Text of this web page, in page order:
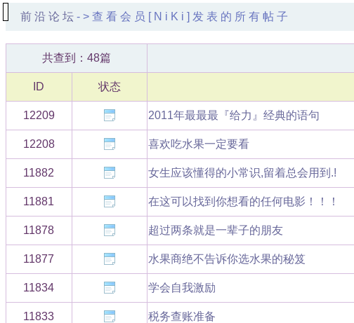
前沿论坛 ->查看会员[NiKi]发表的所有帖子
共查到：48篇
ID 状态
12209 2011年最最最『给力』经典的语句
12208 喜欢吃水果一定要看
11882 女生应该懂得的小常识,留着总会用到.!
11881 在这可以找到你想看的任何电影！！！
11878 超过两条就是一辈子的朋友
11877 水果商绝不告诉你选水果的秘笈
11834 学会自我激励
11833 税务查账准备